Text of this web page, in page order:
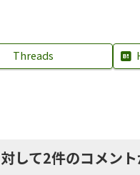
Threads
して2件のコメント